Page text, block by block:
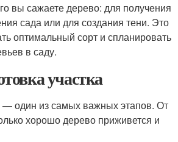
вы сажаете дерево: для получения
сада или для создания тени. Это
оптимальный сорт и спланировать
в саду.
участка
— один из самых важных этапов. От
хорошо дерево приживется и